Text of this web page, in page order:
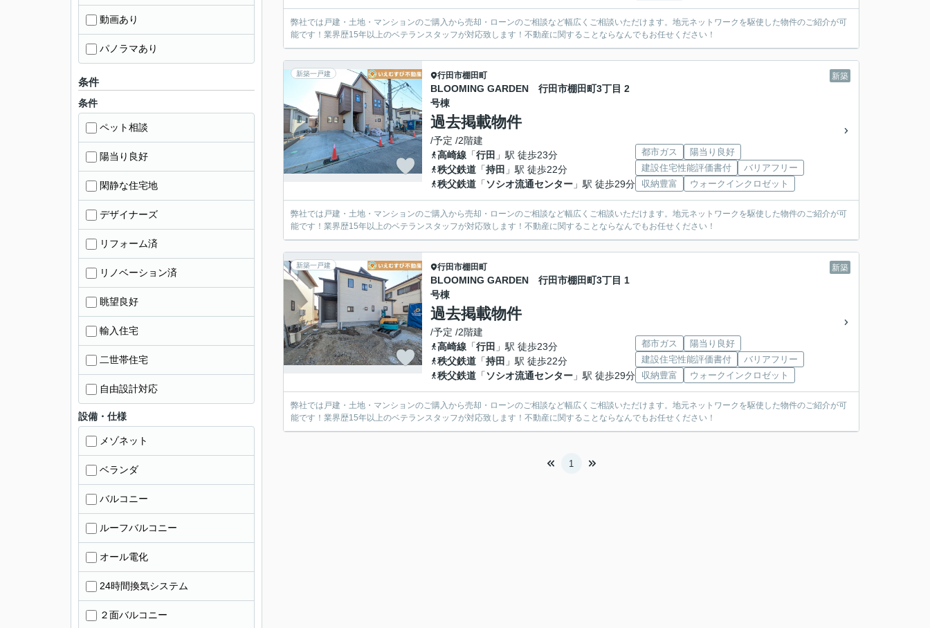
弊社では戸建・土地・マンションのご購入から売却・ローンのご相談など幅広くご相談いただけます。地元ネットワークを駆使した物件のご紹介が可
能です！業界歴15年以上のベテランスタッフが対応致します！不動産に関することならなんでもお任せください！
新築一戸建 新築
行田市棚田町
BLOOMING GARDEN 行田市棚田町3丁目 2
号棟
過去掲載物件
/予定 /2階建
高崎線 「行田 」駅 徒歩23分
秩父鉄道 「持田 」駅 徒歩22分
秩父鉄道 「 ソシオ流通センター 」駅 徒歩29分
都市ガス
陽当り良好
建設住宅性能評価書付
バリアフリー
収納豊富
ウォークインクロゼット
弊社では戸建・土地・マンションのご購入から売却・ローンのご相談など幅広くご相談いただけます。地元ネットワークを駆使した物件のご紹介が可
能です！業界歴15年以上のベテランスタッフが対応致します！不動産に関することならなんでもお任せください！
新築一戸建 新築
行田市棚田町
BLOOMING GARDEN 行田市棚田町3丁目 1
号棟
過去掲載物件
/予定 /2階建
高崎線 「行田 」駅 徒歩23分
秩父鉄道 「持田 」駅 徒歩22分
秩父鉄道 「 ソシオ流通センター 」駅 徒歩29分
都市ガス
陽当り良好
建設住宅性能評価書付
バリアフリー
収納豊富
ウォークインクロゼット
弊社では戸建・土地・マンションのご購入から売却・ローンのご相談など幅広くご相談いただけます。地元ネットワークを駆使した物件のご紹介が可
能です！業界歴15年以上のベテランスタッフが対応致します！不動産に関することならなんでもお任せください！
1
動画あり
パノラマあり
条件
条件
ペット相談
陽当り良好
閑静な住宅地
デザイナーズ
リフォーム済
リノベーション済
眺望良好
輸入住宅
二世帯住宅
自由設計対応
設備・仕様
メゾネット
ベランダ
バルコニー
ルーフバルコニー
オール電化
24時間換気システム
２面バルコニー